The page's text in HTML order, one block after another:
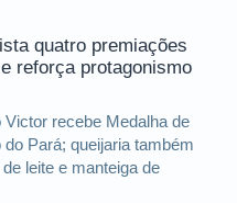
quatro premiações
reforça protagonismo
recebe Medalha de
Pará; queijaria também
leite e manteiga de